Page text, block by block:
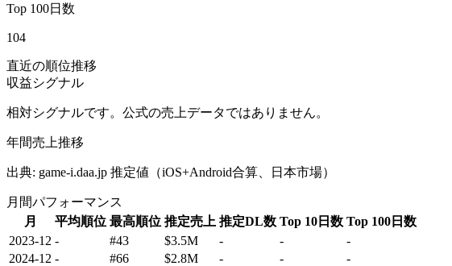
Top 100日数
104
直近の順位推移
収益シグナル
相対シグナルです。公式の売上データではありません。
年間売上推移
出典: game-i.daa.jp 推定値（iOS+Android合算、日本市場）
月間パフォーマンス
月
平均順位 最高順位 推定売上 推定DL数 Top 10日数 Top 100日数
2023-12 - #43 $3.5M - -
-
2024-12 - #66 $2.8M - -
-